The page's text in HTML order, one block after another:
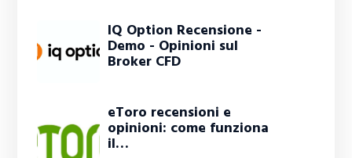
IQ Option Recensione -
Demo - Opinioni sul
Broker CFD
eToro recensioni e
opinioni: come funziona
il…